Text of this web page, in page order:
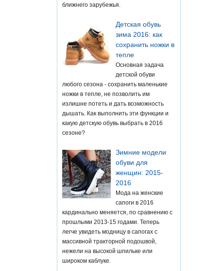
ближнего зарубежья.
Детская обувь
зима 2016: как
сохранить ножки в
тепле
Основная задача
детской обуви
любого сезона - сохранить маленькие
ножки в тепле, не позволить им
излишне потеть и дать возможность
дышать. Как выполнить эти функции и
какую детскую обувь выбрать в 2016
сезоне?
Зимние модели
обуви для
женщин: 2015-
2016
Мода на женские
сапоги в 2016
кардинально меняется, по сравнению с
прошлыми 2013-15 годами. Теперь
легче увидеть модницу в сапогах с
массивной тракторной подошвой,
нежели на высокой шпильке или
широком каблуке.